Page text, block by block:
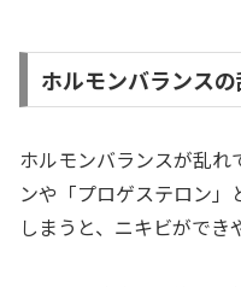
ホルモンバランス
ホルモンバランスが乱れ
ンや「プロゲステロン
しまうと、ニキビができ